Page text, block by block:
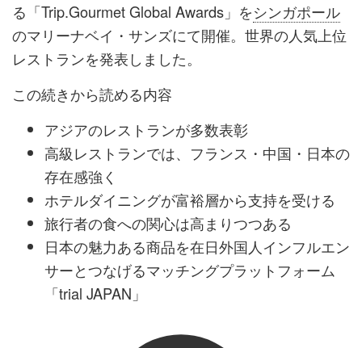
る「Trip.Gourmet Global Awards」をシンガポール
のマリーナベイ・サンズにて開催。世界の人気上位
レストランを発表しました。
この続きから読める内容
アジアのレストランが多数表彰
高級レストランでは、フランス・中国・日本の
存在感強く
ホテルダイニングが富裕層から支持を受ける
旅行者の食への関心は高まりつつある
日本の魅力ある商品を在日外国人インフルエン
サーとつなげるマッチングプラットフォーム
「trial JAPAN」